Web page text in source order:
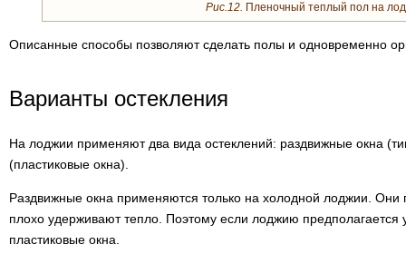
Рис.12. Пленочный теплый пол на
Описанные способы позволяют сделать полы и одновременно
Варианты остекления
На лоджии применяют два вида остеклений: раздвижные окна
(пластиковые окна).
Раздвижные окна применяются только на холодной лоджии.
плохо удерживают тепло. Поэтому если лоджию предполагается
пластиковые окна.